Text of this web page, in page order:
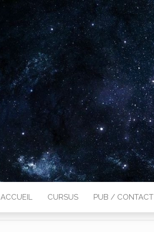
ACCUEIL CURSUS PUB / CONTACT